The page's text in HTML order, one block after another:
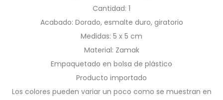
Cantidad: 1
Acabado: Dorado, esmalte duro, giratorio
Medidas: 5 x 5 cm
Material: Zamak
Empaquetado en bolsa de plástico
Producto importado
Los colores pueden variar un poco como se muestran en